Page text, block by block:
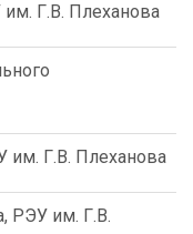
Г.В. Плеханова
им. Г.В. Плеханова
РЭУ им. Г.В.